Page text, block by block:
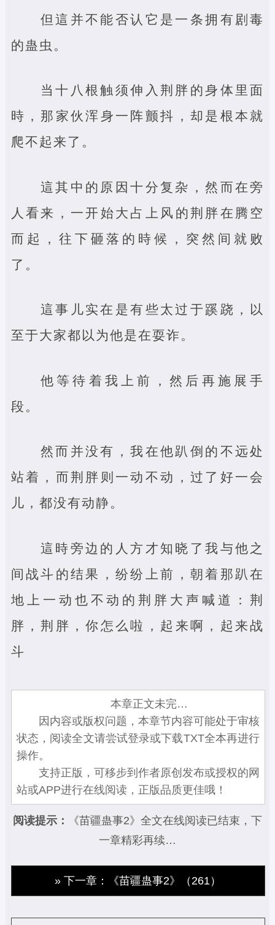
但這并不能否认它是一条拥有剧毒
的蛊虫。
当十八根触须伸入荆胖的身体里面
時，那家伙浑身一阵颤抖，却是根本就
爬不起来了。
這其中的原因十分复杂，然而在旁
人看来，一开始大占上风的荆胖在腾空
而起，往下砸落的時候，突然间就败
了。
這事儿实在是有些太过于蹊跷，以
至于大家都以为他是在耍诈。
他等待着我上前，然后再施展手
段。
然而并没有，我在他趴倒的不远处
站着，而荆胖则一动不动，过了好一会
儿，都没有动静。
這時旁边的人方才知晓了我与他之
间战斗的结果，纷纷上前，朝着那趴在
地上一动也不动的荆胖大声喊道：荆
胖，荆胖，你怎么啦，起来啊，起来战
斗
本章正文未完…
因内容或版权问题，本章节内容可能处于审核
状态，阅读全文请尝试登录或下载TXT全本再进行
操作。
支持正版，可移步到作者原创发布或授权的网
站或APP进行在线阅读，正版品质更佳哦！
阅读提示：
《苗疆蛊事2》全文在线阅读已结束，下
一章精彩再续…
» 下一章：《苗疆蛊事2》（261）